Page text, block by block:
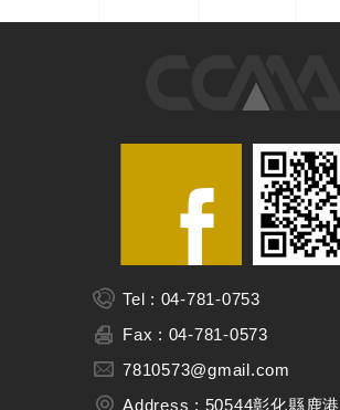
Tel : 04-781-0753
Fax : 04-781-0573
7810573@gmail.com
Address : 50544彰化縣鹿